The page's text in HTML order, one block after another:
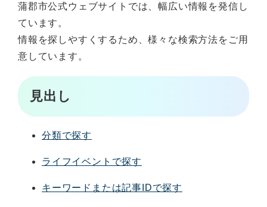
蒲郡市公式ウェブサイトでは、幅広い情報を発信し
ています。
情報を探しやすくするため、様々な検索方法をご用
意しています。
見出し
分類で探す
ライフイベントで探す
キーワードまたは記事IDで探す